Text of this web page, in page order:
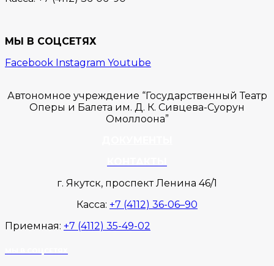
МЫ В СОЦСЕТЯХ
Facebook Instagram Youtube
Автономное учреждение “Государственный Театр
Оперы и Балета им. Д. К. Сивцева-Суорун
Омоллоона”
г. Якутск, проспект Ленина 46/1
Касса: +7 (4112) 36-06–90
Приемная: +7 (4112) 35-49-02